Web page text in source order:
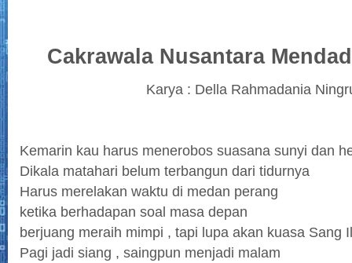
Cakrawala Nusantara
Karya : Della Rahmadania
Kemarin kau harus menerobos suasana sunyi dan
Dikala matahari belum terbangun dari tidurnya
Harus merelakan waktu di medan perang
ketika berhadapan soal masa depan
berjuang meraih mimpi , tapi lupa akan kuasa Sang
Pagi jadi siang , saingpun menjadi malam